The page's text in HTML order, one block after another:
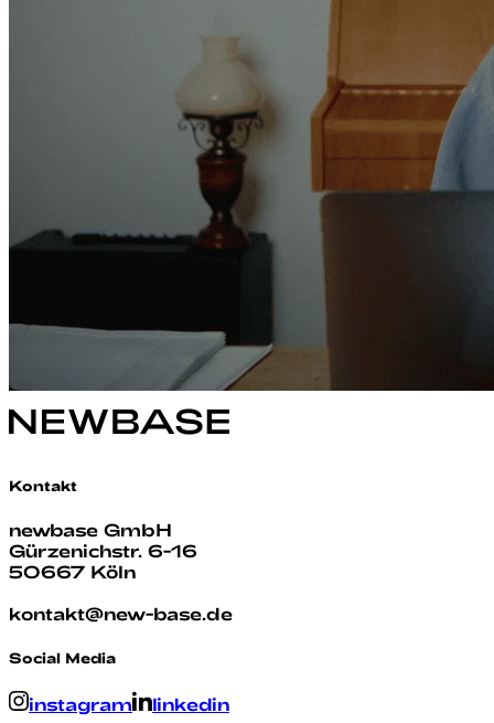
Kontakt
newbase GmbH
Gürzenichstr. 6-16
50667 Köln
kontakt@new-base.de
Social Media
instagram
linkedin